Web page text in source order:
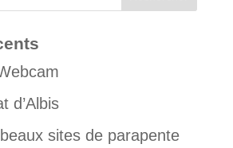
d’Albis
sites de parapente